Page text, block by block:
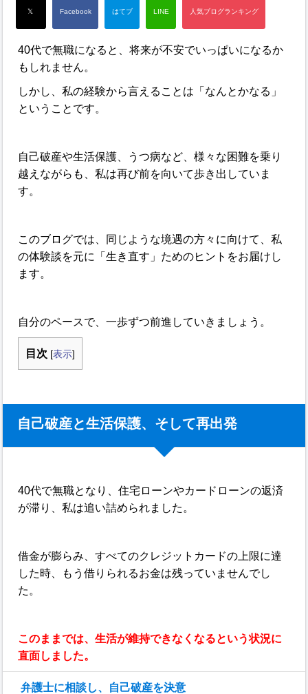
40代で無職になると、将来が不安でいっぱいになるか
もしれません。
しかし、私の経験から言えることは「なんとかなる」
ということです。
自己破産や生活保護、うつ病など、様々な困難を乗り
越えながらも、私は再び前を向いて歩き出していま
す。
このブログでは、同じような境遇の方々に向けて、私
の体験談を元に「生き直す」ためのヒントをお届けし
ます。
自分のペースで、一歩ずつ前進していきましょう。
目次 [表示]
自己破産と生活保護、そして再出発
40代で無職となり、住宅ローンやカードローンの返済
が滞り、私は追い詰められました。
借金が膨らみ、すべてのクレジットカードの上限に達
した時、もう借りられるお金は残っていませんでし
た。
このままでは、生活が維持できなくなるという状況に
直面しました。
弁護士に相談し、自己破産を決意